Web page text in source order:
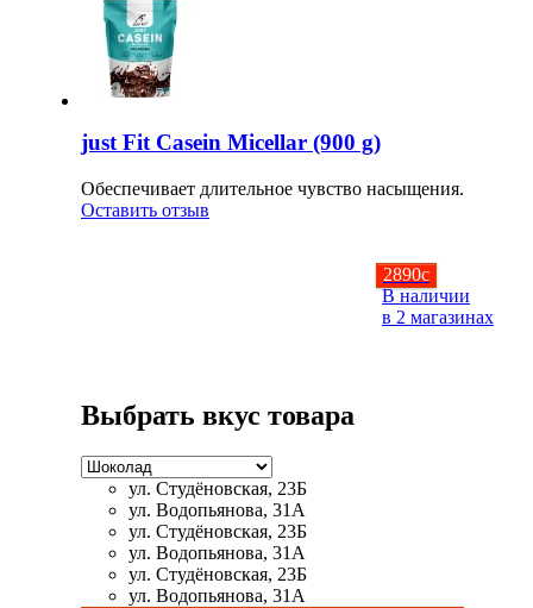
Пищеварение
Сердце и Сосуды
Омега жиры
НАЗАД
Сывороточный протеин
Многокомпонентный и яичный протеин
2890c
В наличии
в 2 магазинах
just Fit Casein Micellar (900 g)
Обеспечивает длительное чувство насыщения.
Оставить отзыв
Выбрать вкус товара
ул. Студёновская, 23Б
ул. Водопьянова, 31А
ул. Студёновская, 23Б
ул. Водопьянова, 31А
ул. Студёновская, 23Б
ул. Водопьянова, 31А